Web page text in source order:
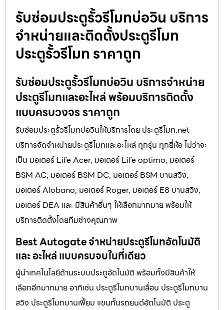
รับซ่อมประตูรั้วรีโมทบ่อวิน บริการ
จำหน่ายและติดตั้งประตูรีโมท
ประตูรั้วรีโมท ราคาถูก
รับซ่อมประตูรั้วรีโมทบ่อวิน บริการจำหน่าย
ประตูรีโมทและอะไหล่ พร้อมบริการติดตั้ง
แบบครบวงจร ราคาถูก
รับซ่อมประตูรั้วรีโมทบ่อวินให้บริการโดย ประตูรีโมท.net
บริการจัดจำหน่ายประตูรีโมทและอะไหล่ ทุกรุ่น ทุกยี่ห้อ ไม่ว่าจะ
เป็น มอเตอร์ Life Acer, มอเตอร์ Life optimo, มอเตอร์
BSM AC, มอเตอร์ BSM DC, มอเตอร์ BSM บานสวิง,
มอเตอร์ Alobano, มอเตอร์ Roger, มอเตอร์ E8 บานสวิง,
มอเตอร์ DEA และ มีสินค้าอื่นๆ ให้เลือกมากมาย พร้อมให้
บริการติดตั้งโดยทีมช่างคุณภาพ
Best Autogate จำหน่ายประตูรีโมทอัตโนมัติ
และ อะไหล่ แบบครบจบในที่เดียว
ผู้นำเทคโนโลยีด้านระบบประตูอัตโนมัติ พร้อมทั้งมีสินค้าให้
เลือกอีกมากมาย อาทิเช่น ประตูรีโมทบานเลื่อน ประตูรีโมทบาน
สวิง ประตูรีโมทบานเฟี้ยม แขนกั้นรถยนต์อัตโนมัติ ประตู